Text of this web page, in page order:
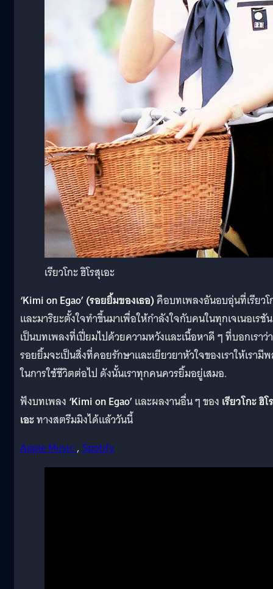
เรียวโกะ ฮิโรสุเอะ
‘Kimi on Egao’ (รอยยิ้มของเธอ)คือบทเพลงอันอบอุ่นที่เรียวโ
และมาริยะตั้งใจทำขึ้นมาเพื่อให้กำลังใจกับคนในทุกเจเนอเรชัน
เป็นบทเพลงที่เปี่ยมไปด้วยความหวังและเนื้อหาดี ๆ ที่บอกเราว่า
รอยยิ้มจะเป็นสิ่งที่คอยรักษาและเยียวยาหัวใจของเราให้เรามี
ในการใช้ชีวิตต่อไป ดังนั้นเราทุกคนควรยิ้มอยู่เสมอ.
ฟังบทเพลง ‘Kimi on Egao’และผลงานอื่น ๆ ของ เรียวโกะ ฮิโ
เอะทางสตรีมมิงได้แล้ววันนี้
Apple Music, Spotify